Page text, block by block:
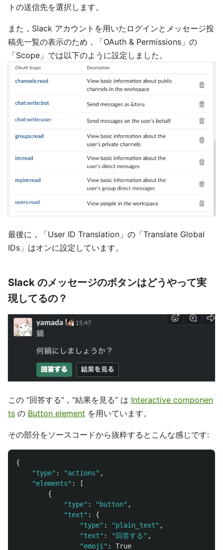
トの送信先を選択します。
また，Slack アカウントを用いたログインとメッセージ投
稿先一覧の表示のため，「OAuth & Permissions」の
「Scope」では以下のように設定しました。
最後に，「User ID Translation」の「Translate Global
IDs」はオンに設定しています。
Slack のメッセージのボタンはどうやって実
現してるの？
この “回答する”，“結果を見る” は Interactive componen
ts の Button element を用いています。
その部分をソースコードから抜粋するとこんな感じです:
{
"type" : "actions" ,
"elements" :
[
{
"type" : " button" ,
"text" :
{
"type" : "plain_text" ,
"text" : " 回答する " ,
"emoji " : True